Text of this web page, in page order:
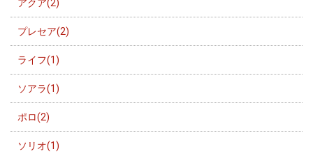
アクア(2)
プレセア(2)
ライフ(1)
ソアラ(1)
ポロ(2)
ソリオ(1)